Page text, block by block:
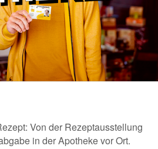
Von der Rezeptausstellung
in der Apotheke vor Ort.